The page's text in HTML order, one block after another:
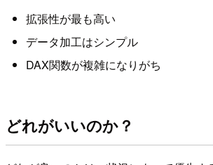
拡張性が最も高い
データ加工はシンプル
DAX関数が複雑になりがち
どれがいいのか？